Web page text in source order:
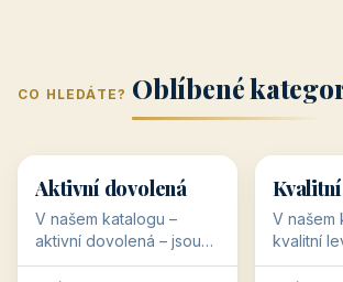
CO HLEDÁTE? Oblíbené
🥾 36 objektů
Aktivní dovolená
V našem katalogu –
aktivní dovolená – jsou
pro Vás připraveny
💰
💰
V našem
kvalitní
jsou pro